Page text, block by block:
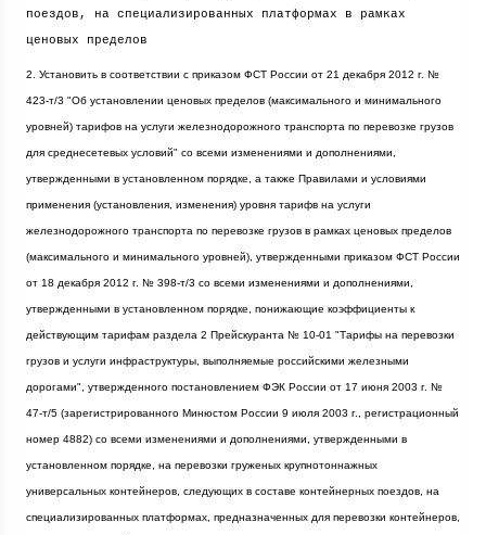
поездов, на специализированных платформах в рамках
ценовых пределов
2. Установить в соответствии с приказом ФСТ России от 21 декабря 2012 г. №
423-т/3 "Об установлении ценовых пределов (максимального и минимального
уровней) тарифов на услуги железнодорожного транспорта по перевозке грузов
для среднесетевых условий" со всеми изменениями и дополнениями,
утвержденными в установленном порядке, а также Правилами и условиями
применения (установления, изменения) уровня тарифв на услуги
железнодорожного транспорта по перевозке грузов в рамках ценовых пределов
(максимального и минимального уровней), утвержденными приказом ФСТ России
от 18 декабря 2012 г. № 398-т/3 со всеми изменениями и дополнениями,
утвержденными в установленном порядке, понижающие коэффициенты к
действующим тарифам раздела 2 Прейскуранта № 10-01 "Тарифы на перевозки
грузов и услуги инфраструктуры, выполняемые российскими железными
дорогами", утвержденного постановлением ФЭК России от 17 июня 2003 г. №
47-т/5 (зарегистрированного Минюстом России 9 июля 2003 г., регистрационный
номер 4882) со всеми изменениями и дополнениями, утвержденными в
установленном порядке, на перевозки груженых крупнотоннажных
универсальных контейнеров, следующих в составе контейнерных поездов, на
специализированных платформах, предназначенных для перевозки контейнеров,